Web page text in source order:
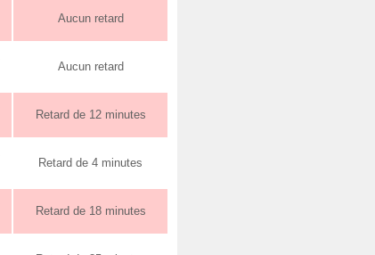
Aucun retard
Aucun retard
Retard de 12 minutes
Retard de 4 minutes
Retard de 18 minutes